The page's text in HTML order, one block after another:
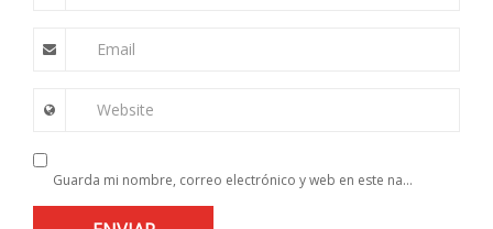
Email
Website
Guarda mi nombre, correo electrónico y web en este navegador para la próxima vez que comente.